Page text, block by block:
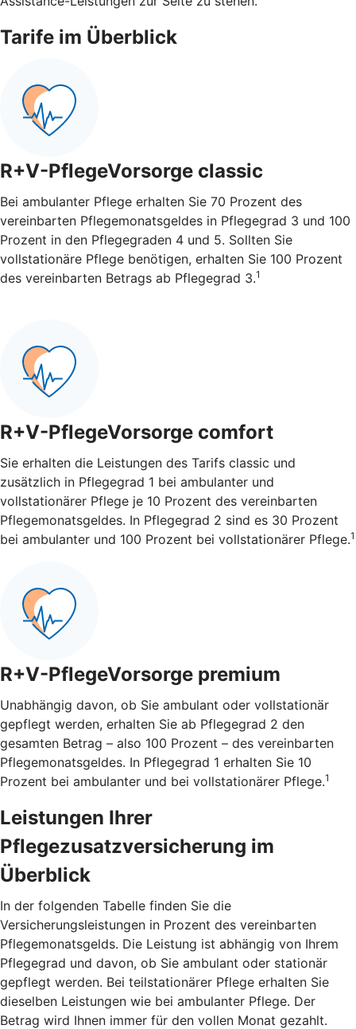
Tarife im Überblick
R+V-PflegeVorsorge classic
Bei ambulanter Pflege erhalten Sie 70 Prozent des
vereinbarten Pflegemonatsgeldes in Pflegegrad 3 und 100
Prozent in den Pflegegraden 4 und 5. Sollten Sie
vollstationäre Pflege benötigen, erhalten Sie 100 Prozent
des vereinbarten Betrags ab Pflegegrad 3.1
R+V-PflegeVorsorge comfort
Sie erhalten die Leistungen des Tarifs classic und
zusätzlich in Pflegegrad 1 bei ambulanter und
vollstationärer Pflege je 10 Prozent des vereinbarten
Pflegemonatsgeldes. In Pflegegrad 2 sind es 30 Prozent
bei ambulanter und 100 Prozent bei vollstationärer Pflege.1
R+V-PflegeVorsorge premium
Unabhängig davon, ob Sie ambulant oder vollstationär
gepflegt werden, erhalten Sie ab Pflegegrad 2 den
gesamten Betrag – also 100 Prozent – des vereinbarten
Pflegemonatsgeldes. In Pflegegrad 1 erhalten Sie 10
Prozent bei ambulanter und bei vollstationärer Pflege.1
Leistungen Ihrer
Pflegezusatzversicherung im
Überblick
In der folgenden Tabelle finden Sie die
Versicherungsleistungen in Prozent des vereinbarten
Pflegemonatsgelds. Die Leistung ist abhängig von Ihrem
Pflegegrad und davon, ob Sie ambulant oder stationär
gepflegt werden. Bei teilstationärer Pflege erhalten Sie
dieselben Leistungen wie bei ambulanter Pflege. Der
Betrag wird Ihnen immer für den vollen Monat gezahlt.